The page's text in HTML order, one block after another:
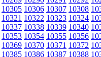
10305 10306 10307 10308
10321 10322 10323 10324
10337 10338 10339 10340
10353 10354 10355 10356
10369 10370 10371 10372
10385 10386 10387 10388